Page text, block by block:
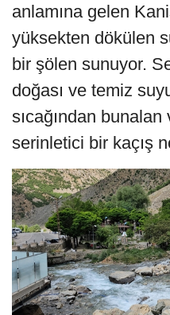
anlamına gelen
yüksekten dökülen
bir şölen sunuyor.
doğası ve temiz
sıcağından
serinletici bir kaçış